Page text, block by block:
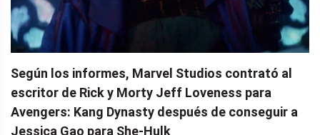
Según los informes, Marvel Studios contrató al
escritor de Rick y Morty Jeff Loveness para
Avengers: Kang Dynasty después de conseguir a
Jessica Gao para She-Hulk